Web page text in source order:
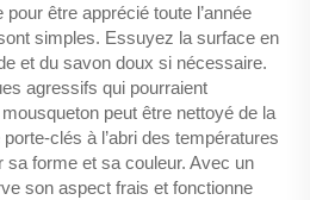
être apprécié toute l’année
simples. Essuyez la surface en
et du savon doux si nécessaire.
agressifs qui pourraient
peut être nettoyé de la
clés à l’abri des températures
forme et sa couleur. Avec un
son aspect frais et fonctionne